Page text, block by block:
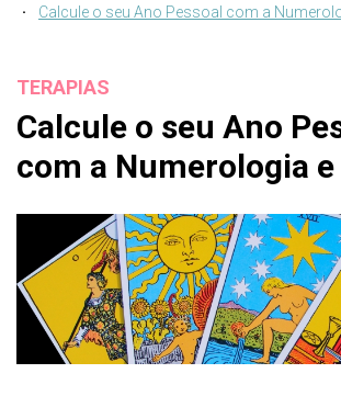
Calcule o seu Ano Pessoal com a
TERAPIAS
Calcule o seu Ano
com a Numerologia